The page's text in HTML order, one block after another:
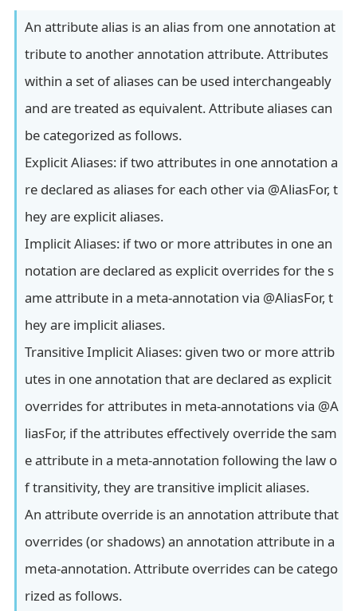
An attribute alias is an alias from one annotation at
tribute to another annotation attribute. Attributes
within a set of aliases can be used interchangeably
and are treated as equivalent. Attribute aliases can
be categorized as follows.
Explicit Aliases: if two attributes in one annotation a
re declared as aliases for each other via @AliasFor, t
hey are explicit aliases.
Implicit Aliases: if two or more attributes in one an
notation are declared as explicit overrides for the s
ame attribute in a meta-annotation via @AliasFor, t
hey are implicit aliases.
Transitive Implicit Aliases: given two or more attrib
utes in one annotation that are declared as explicit
overrides for attributes in meta-annotations via @A
liasFor, if the attributes effectively override the sam
e attribute in a meta-annotation following the law o
f transitivity, they are transitive implicit aliases.
An attribute override is an annotation attribute that
overrides (or shadows) an annotation attribute in a
meta-annotation. Attribute overrides can be catego
rized as follows.